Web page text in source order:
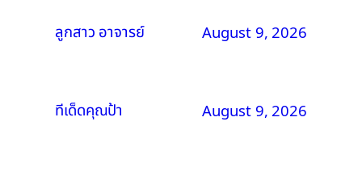
ลูกสาว อาจารย์ August 9, 2026
ทีเด็ดคุณป้า August 9, 2026